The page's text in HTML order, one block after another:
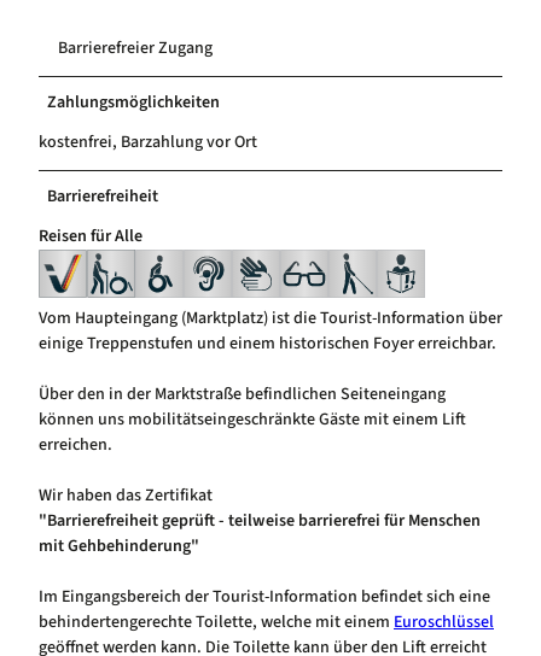
Barrierefreier Zugang
Zahlungsmöglichkeiten
kostenfrei, Barzahlung vor Ort
Barrierefreiheit
Reisen für Alle
Vom Haupteingang (Marktplatz) ist die Tourist-Information über
einige Treppenstufen und einem historischen Foyer erreichbar.
Über den in der Marktstraße befindlichen Seiteneingang
können uns mobilitätseingeschränkte Gäste mit einem Lift
erreichen.
Wir haben das Zertifikat
"Barrierefreiheit geprüft - teilweise barrierefrei für Menschen
mit Gehbehinderung"
Im Eingangsbereich der Tourist-Information befindet sich eine
behindertengerechte Toilette, welche mit einem Euroschlüssel
geöffnet werden kann. Die Toilette kann über den Lift erreicht